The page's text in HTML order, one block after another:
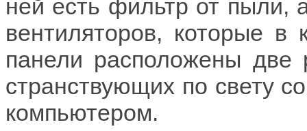
ней есть фильтр от пыли,
вентиляторов, которые в
панели расположены две
странствующих по свету
компьютером.